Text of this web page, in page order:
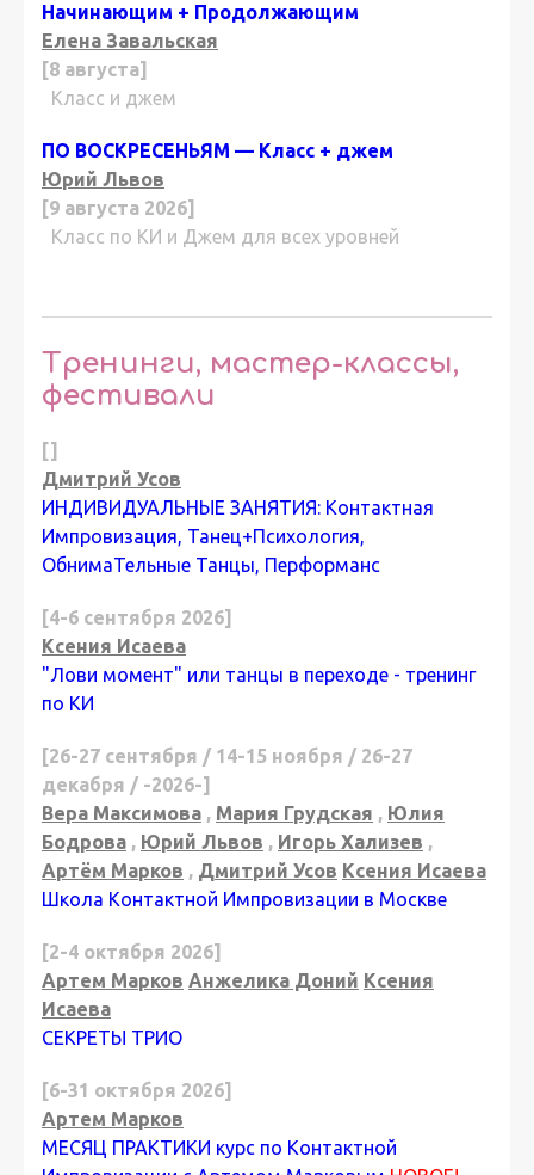
Начинающим + Продолжающим
Елена Завальская
[8 августа]
Класс и джем
ПО ВОСКРЕСЕНЬЯМ — Класс + джем
Юрий Львов
[9 августа 2026]
Класс по КИ и Джем для всех уровней
Тренинги, мастер-классы,
фестивали
[]
Дмитрий Усов
ИНДИВИДУАЛЬНЫЕ ЗАНЯТИЯ: Контактная
Импровизация, Танец+Психология,
ОбнимаТельные Танцы, Перформанс
[4-6 сентября 2026]
Ксения Исаева
"Лови момент" или танцы в переходе - тренинг
по КИ
[26-27 сентября / 14-15 ноября / 26-27
декабря / -2026-]
Вера Максимова , Мария Грудская , Юлия
Бодрова , Юрий Львов , Игорь Хализев ,
Артём Марков , Дмитрий Усов Ксения Исаева
Школа Контактной Импровизации в Москве
[2-4 октября 2026]
Артем Марков Анжелика Доний Ксения
Исаева
СЕКРЕТЫ ТРИО
[6-31 октября 2026]
Артем Марков
МЕСЯЦ ПРАКТИКИ курс по Контактной